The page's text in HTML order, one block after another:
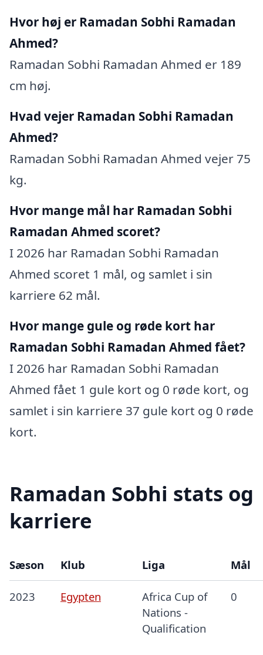
Hvor høj er Ramadan Sobhi Ramadan
Ahmed?
Ramadan Sobhi Ramadan Ahmed er 189
cm høj.
Hvad vejer Ramadan Sobhi Ramadan
Ahmed?
Ramadan Sobhi Ramadan Ahmed vejer 75
kg.
Hvor mange mål har Ramadan Sobhi
Ramadan Ahmed scoret?
I 2026 har Ramadan Sobhi Ramadan
Ahmed scoret 1 mål, og samlet i sin
karriere 62 mål.
Hvor mange gule og røde kort har
Ramadan Sobhi Ramadan Ahmed fået?
I 2026 har Ramadan Sobhi Ramadan
Ahmed fået 1 gule kort og 0 røde kort, og
samlet i sin karriere 37 gule kort og 0 røde
kort.
Ramadan Sobhi stats og
karriere
Sæson Klub Liga Mål
2023 Egypten
Africa Cup of
Nations -
Qualification
0